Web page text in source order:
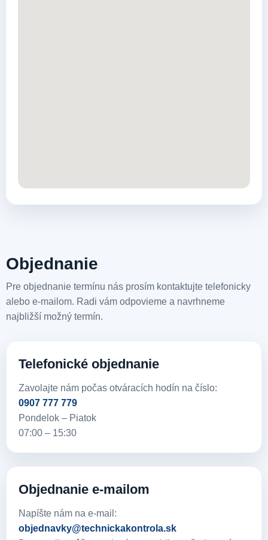
Objednanie
Pre objednanie termínu nás prosím kontaktujte telefonicky
alebo e-mailom. Radi vám odpovieme a navrhneme
najbližší možný termín.
Telefonické objednanie
Zavolajte nám počas otváracích hodín na číslo:
0907 777 779
Pondelok – Piatok
07:00 – 15:30
Objednanie e-mailom
Napíšte nám na e-mail:
objednavky@technickakontrola.sk